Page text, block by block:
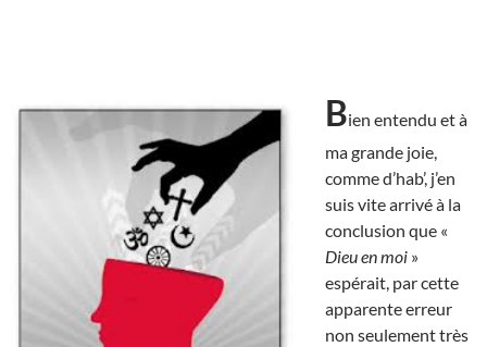
Bien entendu et à
ma grande joie,
comme d’hab’, j’en
suis vite arrivé à la
conclusion que «
Dieu en moi »
espérait, par cette
apparente erreur
non seulement très